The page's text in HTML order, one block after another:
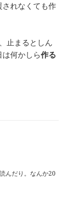
れなくても作
止まるとしん
は何かしら作る
んだり。なんか20